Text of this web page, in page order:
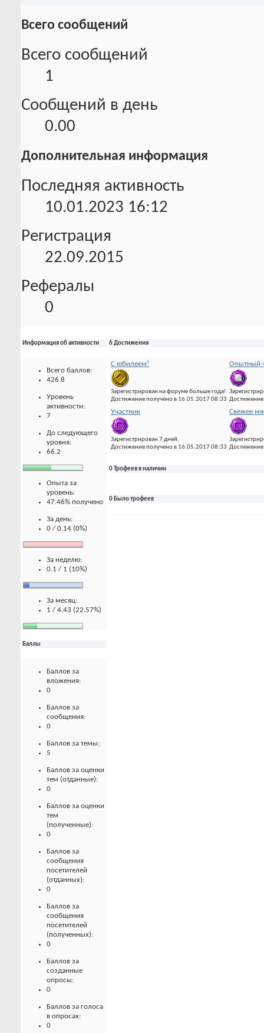
Всего сообщений
Всего сообщений
1
Сообщений в день
0.00
Дополнительная информация
Последняя активность
10.01.2023 16:12
Регистрация
22.09.2015
Рефералы
0
Информация об активности
Всего баллов:
426.8
Уровень
активности:
7
До следующего
уровня:
66.2
Опыта за
уровень:
47.46% получено
За день:
0 / 0.14 (0%)
За неделю:
0.1 / 1 (10%)
За месяц:
1 / 4.43 (22.57%)
Баллы
Баллов за
вложения:
0
Баллов за
сообщения:
0
Баллов за темы:
5
Баллов за оценки
тем (отданные):
0
Баллов за оценки
тем
(полученные):
0
Баллов за
сообщения
посетителей
(отданных):
0
Баллов за
сообщения
посетителей
(полученных):
0
Баллов за
созданные
опросы:
0
Баллов за голоса
в опросах:
0
6 Достижения
С юбилеем!
Зарегистрирован на форуме больше года!
Достижение получено в 16.05.2017 08:33
Опытный
Участник
Зарегистрирован 7 дней.
Достижение получено в 16.05.2017 08:33
Свежее
0 Трофеев в наличии
0 Было трофеев